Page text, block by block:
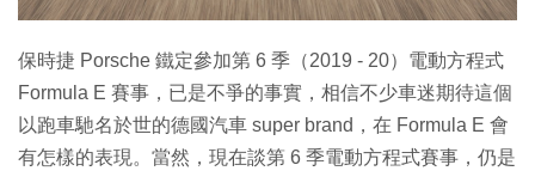
保時捷 Porsche 鐵定參加第 6 季（2019 - 20）電動方程式
Formula E 賽事，已是不爭的事實，相信不少車迷期待這個
以跑車馳名於世的德國汽車 super brand，在 Formula E 會
有怎樣的表現。當然，現在談第 6 季電動方程式賽事，仍是